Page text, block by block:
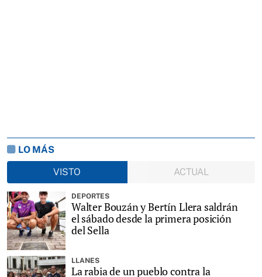
LO MÁS
VISTO
ACTUAL
DEPORTES
Walter Bouzán y Bertín Llera saldrán
el sábado desde la primera posición
del Sella
LLANES
La rabia de un pueblo contra la